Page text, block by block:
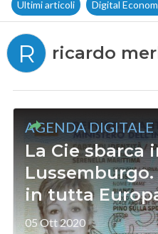
Ultimi articoli Digital
R ricardo
AGENDA DIGITALE
La Cie sbarca
in tutta
05 Ott 2020